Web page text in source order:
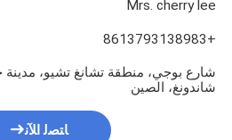
Mrs. cherry lee
+8613793138983
شارع بوجي، منطقة تشانغ تشيو، مدينة
شاندونغ، الصين
ﺎﺘﺼﻟ ﺍﻶﻧ